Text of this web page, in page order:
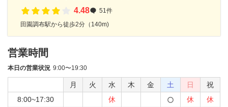
4.48
51件
田園調布駅から徒歩2分（140m)
営業時間
本日の営業状況 9:00〜19:30
月 火 水 木 金 土 日
祝
8:00~17:30
休 休
休